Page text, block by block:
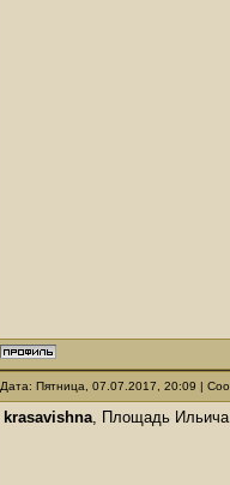
Дата: Пятница, 07.07.2017, 20:09 |
krasavishna, Площадь